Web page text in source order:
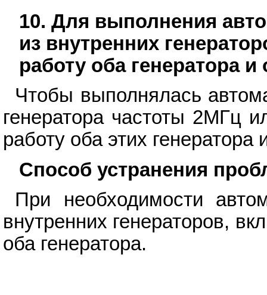
10. Для выполнения
из внутренних
работу оба генератора
Чтобы выполнялась
генератора частоты 2МГц
работу оба этих
Способ устранения
При необходимости
внутренних генераторов,
оба генератора.